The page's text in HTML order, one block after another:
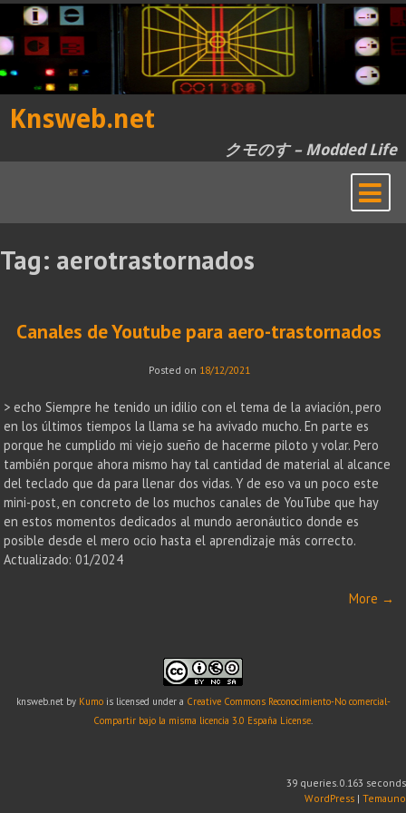
to
content
Knsweb.net
クモのす – Modded Life
Tag: aerotrastornados
Canales de Youtube para aero-trastornados
Posted on 18/12/2021
> echo Siempre he tenido un idilio con el tema de la aviación, pero
en los últimos tiempos la llama se ha avivado mucho. En parte es
porque he cumplido mi viejo sueño de hacerme piloto y volar. Pero
también porque ahora mismo hay tal cantidad de material al alcance
del teclado que da para llenar dos vidas. Y de eso va un poco este
mini-post, en concreto de los muchos canales de YouTube que hay
en estos momentos dedicados al mundo aeronáutico donde es
posible desde el mero ocio hasta el aprendizaje más correcto.
Actualizado: 01/2024
More →
knsweb.netby Kumois licensed under a Creative Commons Reconocimiento-No comercial-
Compartir bajo la misma licencia 3.0 España License.
39 queries. 0.163 seconds
WordPress | Temauno